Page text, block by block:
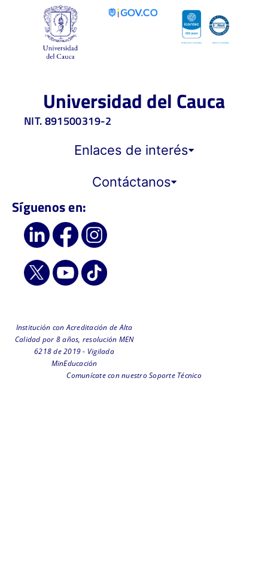
Universidad del Cauca
NIT. 891500319-2
Enlaces de interés
Contáctanos
Síguenos en:
Institución con Acreditación de Alta
Calidad por 8 años, resolución MEN
6218 de 2019 - Vigilada
MinEducación
Comunícate con nuestro Soporte Técnico